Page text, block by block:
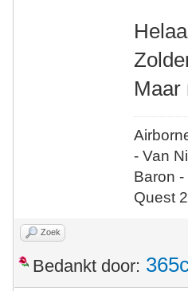
Maar
- Van
Baron
Quest
Zoek
Bedankt door: